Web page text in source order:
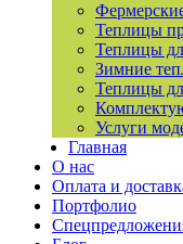
Теплицы
Теплицы
Зимние
Теплицы
Услуги
Главная
О нас
Оплата и
Портфолио